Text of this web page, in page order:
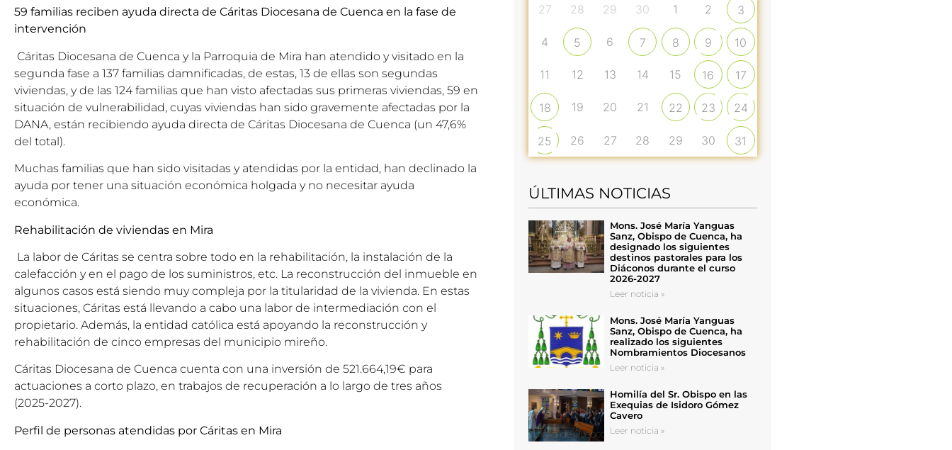
59 familias reciben ayuda directa de Cáritas Diocesana de Cuenca en la fase de
intervención
Cáritas Diocesana de Cuenca y la Parroquia de Mira han atendido y visitado en la
segunda fase a 137 familias damnificadas, de estas, 13 de ellas son segundas
viviendas, y de las 124 familias que han visto afectadas sus primeras viviendas, 59 en
situación de vulnerabilidad, cuyas viviendas han sido gravemente afectadas por la
DANA, están recibiendo ayuda directa de Cáritas Diocesana de Cuenca (un 47,6%
del total).
Muchas familias que han sido visitadas y atendidas por la entidad, han declinado la
ayuda por tener una situación económica holgada y no necesitar ayuda
económica.
Rehabilitación de viviendas en Mira
La labor de Cáritas se centra sobre todo en la rehabilitación, la instalación de la
calefacción y en el pago de los suministros, etc. La reconstrucción del inmueble en
algunos casos está siendo muy compleja por la titularidad de la vivienda. En estas
situaciones, Cáritas está llevando a cabo una labor de intermediación con el
propietario. Además, la entidad católica está apoyando la reconstrucción y
rehabilitación de cinco empresas del municipio mireño.
Cáritas Diocesana de Cuenca cuenta con una inversión de 521.664,19€ para
actuaciones a corto plazo, en trabajos de recuperación a lo largo de tres años
(2025-2027).
Perfil de personas atendidas por Cáritas en Mira
27 28 29 30 1 2 3
4 5 6 7 8 9 10
11 12 13 14 15 16 17
18 19 20 21 22 23 24
25 26 27 28 29 30 31
ÚLTIMAS NOTICIAS
Mons. José María Yanguas
Sanz, Obispo de Cuenca, ha
designado los siguientes
destinos pastorales para los
Diáconos durante el curso
2026-2027
Leer noticia »
Mons. José María Yanguas
Sanz, Obispo de Cuenca, ha
realizado los siguientes
Nombramientos Diocesanos
Leer noticia »
Homilía del Sr. Obispo en las
Exequias de Isidoro Gómez
Cavero
Leer noticia »